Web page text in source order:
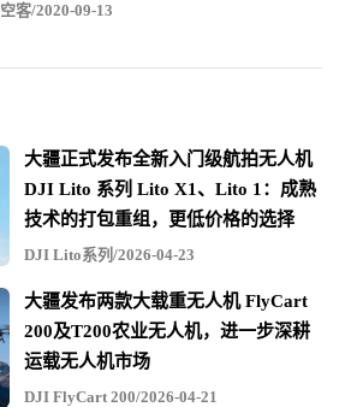
空客/2020-09-13
大疆正式发布全新入门级航拍无人机
DJI Lito 系列 Lito X1、Lito 1：成熟
技术的打包重组，更低价格的选择
DJI Lito系列/2026-04-23
大疆发布两款大载重无人机 FlyCart
200及T200农业无人机，进一步深耕
运载无人机市场
DJI FlyCart 200/2026-04-21